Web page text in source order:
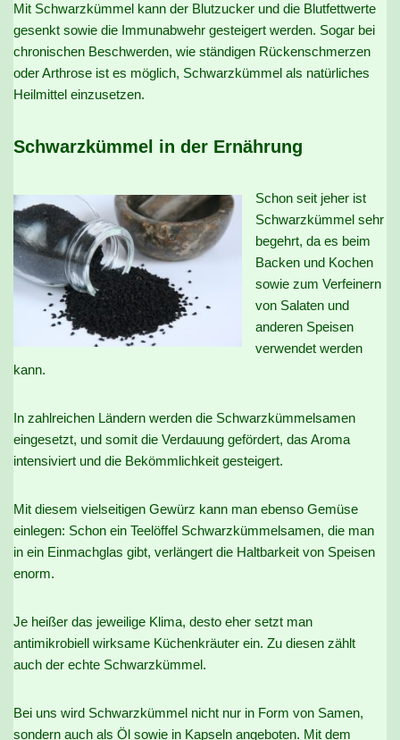
Mit Schwarzkümmel kann der Blutzucker und die Blutfettwerte
gesenkt sowie die Immunabwehr gesteigert werden. Sogar bei
chronischen Beschwerden, wie ständigen Rückenschmerzen
oder Arthrose ist es möglich, Schwarzkümmel als natürliches
Heilmittel einzusetzen.
Schwarzkümmel in der Ernährung
Schon seit jeher ist
Schwarzkümmel sehr
begehrt, da es beim
Backen und Kochen
sowie zum Verfeinern
von Salaten und
anderen Speisen
verwendet werden
kann.
In zahlreichen Ländern werden die Schwarzkümmelsamen
eingesetzt, und somit die Verdauung gefördert, das Aroma
intensiviert und die Bekömmlichkeit gesteigert.
Mit diesem vielseitigen Gewürz kann man ebenso Gemüse
einlegen: Schon ein Teelöffel Schwarzkümmelsamen, die man
in ein Einmachglas gibt, verlängert die Haltbarkeit von Speisen
enorm.
Je heißer das jeweilige Klima, desto eher setzt man
antimikrobiell wirksame Küchenkräuter ein. Zu diesen zählt
auch der echte Schwarzkümmel.
Bei uns wird Schwarzkümmel nicht nur in Form von Samen,
sondern auch als Öl sowie in Kapseln angeboten. Mit dem